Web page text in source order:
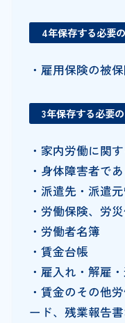
4年保存する必要
・雇用保険の被
3年保存する必要
・家内労働に関
・身体障害者で
・派遣先・派遣
・労働保険、労
・労働者名簿
・賃金台帳
・雇入れ・解雇
・賃金のその他
ード、残業報告書